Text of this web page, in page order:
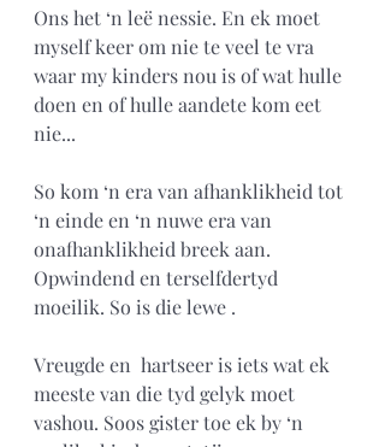
Ons het ‘n leë nessie. En ek moet
myself keer om nie te veel te vra
waar my kinders nou is of wat hulle
doen en of hulle aandete kom eet
nie...
So kom ‘n era van afhanklikheid tot
‘n einde en ‘n nuwe era van
onafhanklikheid breek aan.
Opwindend en terselfdertyd
moeilik. So is die lewe .
Vreugde en  hartseer is iets wat ek
meeste van die tyd gelyk moet
vashou. Soos gister toe ek by ‘n